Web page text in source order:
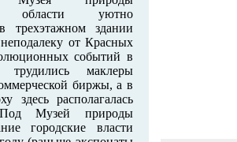
области уютно
трехэтажном здании
от Красных
событий в
маклеры
биржы, а в
здесь располагалась
Под Музей природы
городские власти